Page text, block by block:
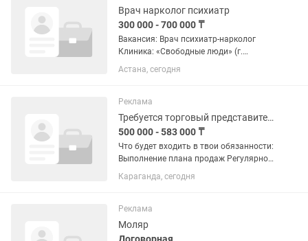
Врач нарколог психиатр
300 000 - 700 000 ₸
Вакансия: Врач психиатр-нарколог
Клиника: «Свободные люди» (г.
Астана) Формат работы: Полный день
/ Гибкий график «Свободные люди» —
Астане. Мы работаем со взрослыми...
Астана, сегодня
Реклама
Требуется торговый представитель с функцией водителя
500 000 - 583 000 ₸
Что будет входить в твои обязанности:
Выполнение плана продаж Регулярное
посещение торговых точек в
соответствии со стандартами
утвержденными маршрутами.
Контроль...
Караганда, сегодня
Реклама
Моляр